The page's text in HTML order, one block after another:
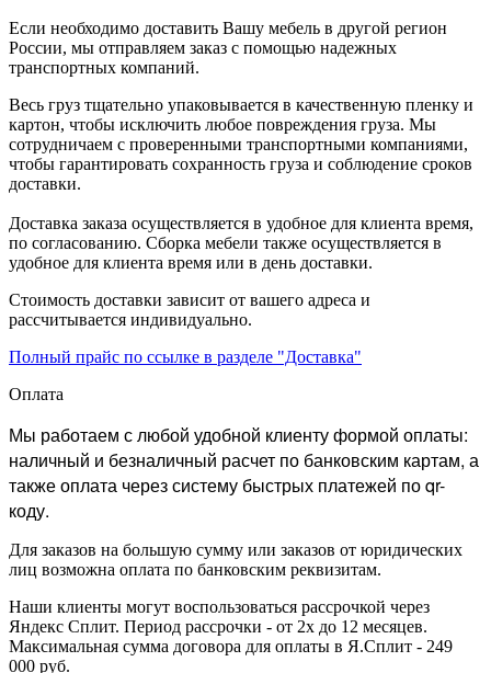
Если необходимо доставить Вашу мебель в другой регион
России, мы отправляем заказ с помощью надежных
транспортных компаний.
Весь груз тщательно упаковывается в качественную пленку и
картон, чтобы исключить любое повреждения груза. Мы
сотрудничаем с проверенными транспортными компаниями,
чтобы гарантировать сохранность груза и соблюдение сроков
доставки.
Доставка заказа осуществляется в удобное для клиента время,
по согласованию. Сборка мебели также осуществляется в
удобное для клиента время или в день доставки.
Стоимость доставки зависит от вашего адреса и
рассчитывается индивидуально.
Полный прайс по ссылке в разделе "Доставка"
Оплата
Мы работаем с любой удобной клиенту формой оплаты:
наличный и безналичный расчет по банковским картам, а
также оплата через систему быстрых платежей по qr-
коду.
Для заказов на большую сумму или заказов от юридических
лиц возможна оплата по банковским реквизитам.
Наши клиенты могут воспользоваться рассрочкой через
Яндекс Сплит. Период рассрочки - от 2х до 12 месяцев.
Максимальная сумма договора для оплаты в Я.Сплит - 249
000 руб.